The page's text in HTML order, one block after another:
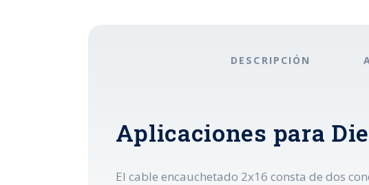
DESCRIPCIÓN
Aplicaciones para
El cable encauchetado 2x16 consta de dos